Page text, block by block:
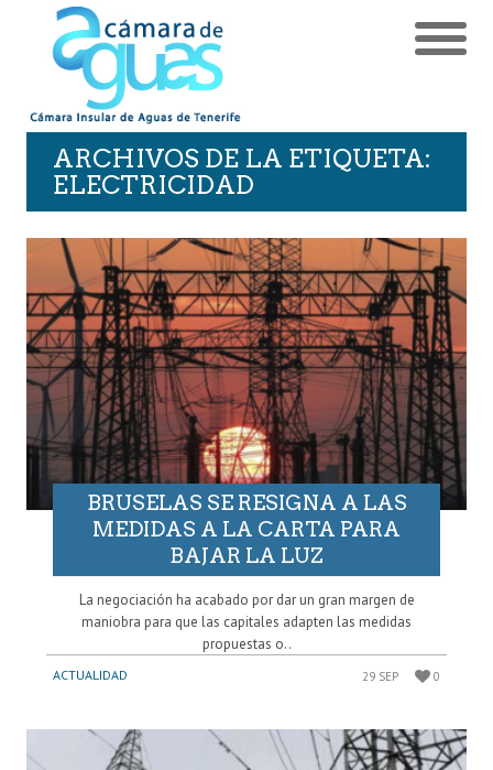
ARCHIVOS DE LA ETIQUETA:
ELECTRICIDAD
BRUSELAS SE RESIGNA A LAS
MEDIDAS A LA CARTA PARA
BAJAR LA LUZ
La negociación ha acabado por dar un gran margen de
maniobra para que las capitales adapten las medidas
propuestas o..
ACTUALIDAD 29 SEP 0